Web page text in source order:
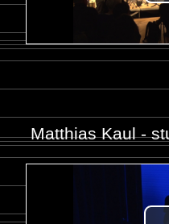
Matthias Kaul -